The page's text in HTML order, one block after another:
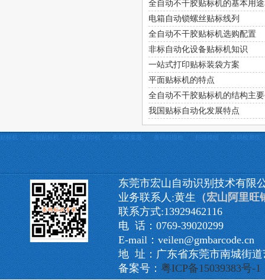
全自动不干胶贴标机的基本用
电箱自动锁螺丝贴标线列
全自动不干胶贴标机选购配置
非标自动化设备贴标机知识
一站式打印贴标装袋方案
平面贴标机的特点
全自动不干胶贴标机的结构主
我国贴标自动化发展特点
贴标机 定制贴标机 条码打印机 条码采集器 条码扫描枪 扫描模组 条码检测仪
东莞市宏山自动识别技术有限
业务联系人:黄生 （宏山阿里旺
联系方式:13929462116
电 话：0769-39020299
E-mail：veilen@gmbarcode.cn
地 址：广东省东莞市南城街
备案号： 粤ICP备15039383号-1